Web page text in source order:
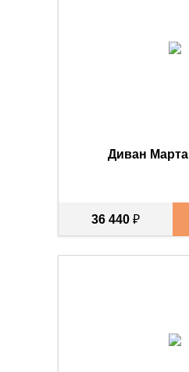
Диван Марта
36 440 ₽